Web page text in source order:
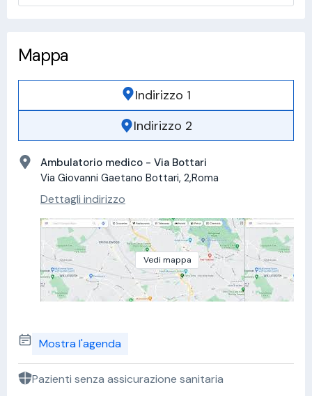
Mappa
Indirizzo 1
Indirizzo 2
Ambulatorio medico - Via Bottari
Via Giovanni Gaetano Bottari, 2,Roma
Dettagli indirizzo
Vedi mappa
Mostra l'agenda
Pazienti senza assicurazione sanitaria